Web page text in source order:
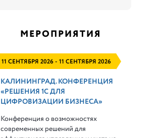
МЕРОПРИЯТИЯ
11 СЕНТЯБРЯ 2026 - 11 СЕНТЯБРЯ 2026
КАЛИНИНГРАД. КОНФЕРЕНЦИЯ
«РЕШЕНИЯ 1С ДЛЯ
ЦИФРОВИЗАЦИИ БИЗНЕСА»
Конференция о возможностях
современных решений для